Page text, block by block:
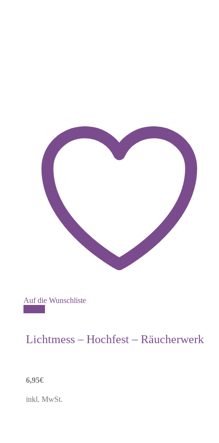
Auf die Wunschliste
Lichtmess – Hochfest – Räucherwerk
6,95€
inkl. MwSt.